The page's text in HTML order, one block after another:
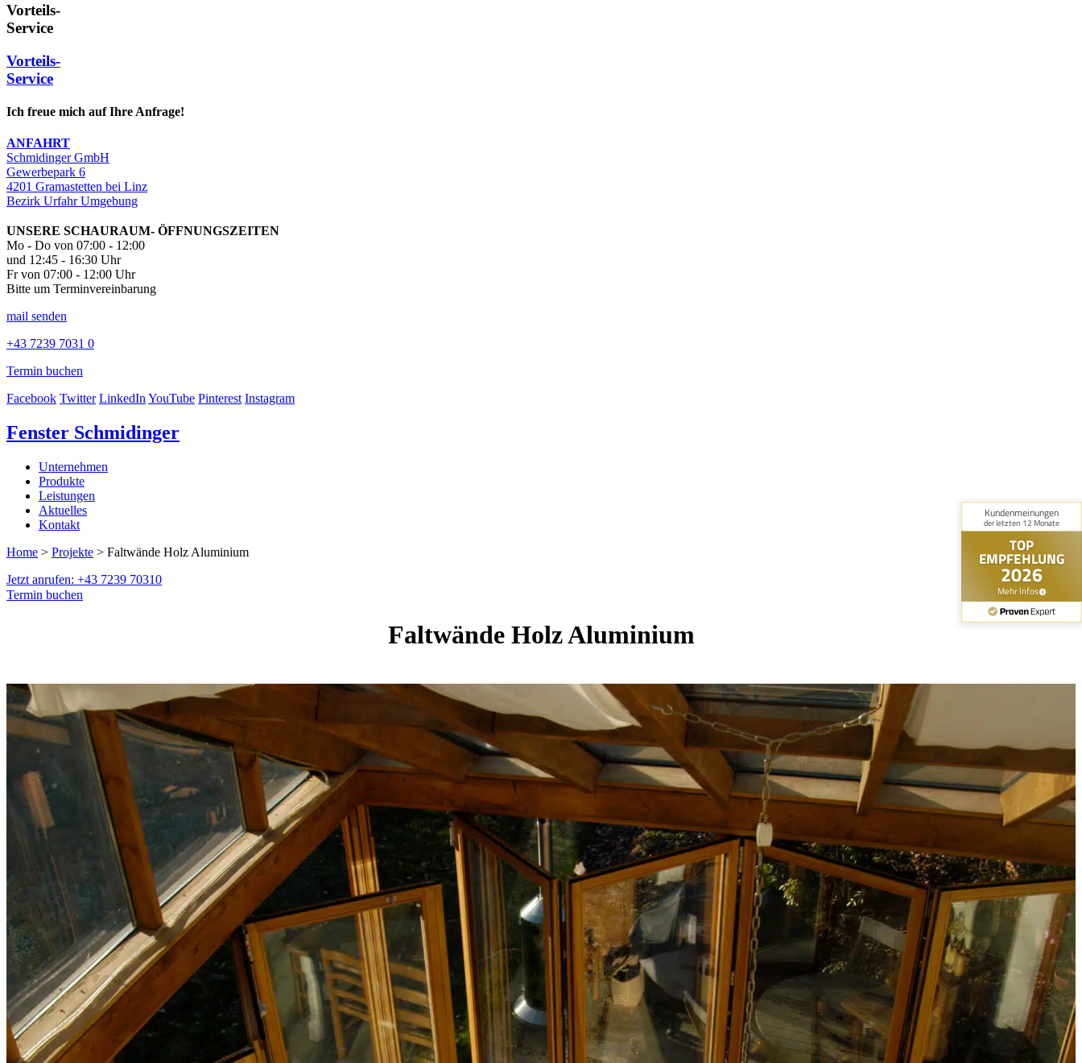
Vorteils-
Service
Vorteils-
Service
Ich freue mich auf Ihre Anfrage!
ANFAHRT
Schmidinger GmbH
Gewerbepark 6
4201 Gramastetten bei Linz
Bezirk Urfahr Umgebung
UNSERE SCHAURAUM- ÖFFNUNGSZEITEN
Mo - Do von 07:00 - 12:00
und 12:45 - 16:30 Uhr
Fr von 07:00 - 12:00 Uhr
Bitte um Terminvereinbarung
mail senden
+43 7239 7031 0
Termin buchen
Facebook Twitter LinkedInYouTube Pinterest Instagram
Fenster Schmidinger
Unternehmen
Produkte
Leistungen
Aktuelles
Kontakt
Home > Projekte > Faltwände Holz Aluminium
Jetzt anrufen: +43 7239 70310
Termin buchen
Faltwände Holz Aluminium